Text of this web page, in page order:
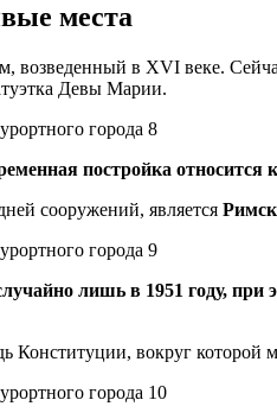
места
возведенный в XVI веке.
Девы Марии.
постройка относится к
сооружений, является
лишь в 1951 году, при
Конституции, вокруг